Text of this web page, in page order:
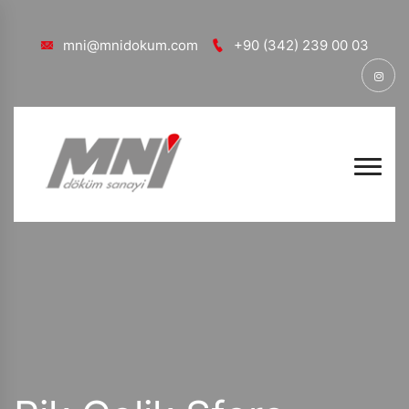
mni@mnidokum.com +90 (342) 239 00 03